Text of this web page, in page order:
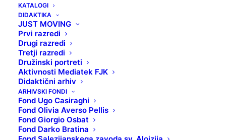
KATALOGI
DIDAKTIKA
JUST MOVING
Prvi razredi
Drugi razredi
Tretji razredi
Družinski portreti
Aktivnosti Mediatek FJK
Didaktični arhiv
ARHIVSKI FONDI
Fond Ugo Casiraghi
Fond Olivia Averso Pellis
Fond Giorgio Osbat
Fond Darko Bratina
MATERNA ZEMLJA
25 FEBRUARJA, 2021